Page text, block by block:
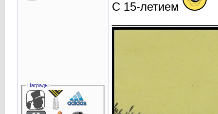
Награды
С 15-летием